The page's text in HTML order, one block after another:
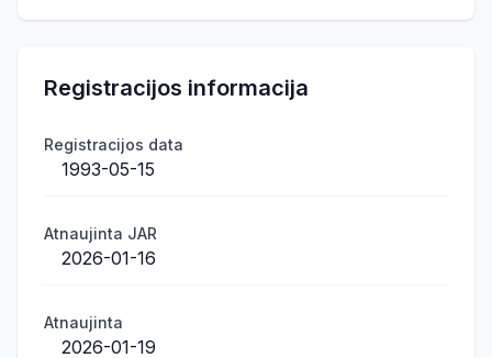
Registracijos informacija
Registracijos data
1993-05-15
Atnaujinta JAR
2026-01-16
Atnaujinta
2026-01-19